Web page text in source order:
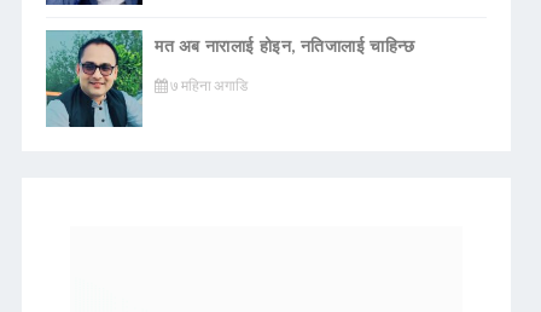
मत अब नारालाई होइन, नतिजालाई चाहिन्छ
७ महिना अगाडि